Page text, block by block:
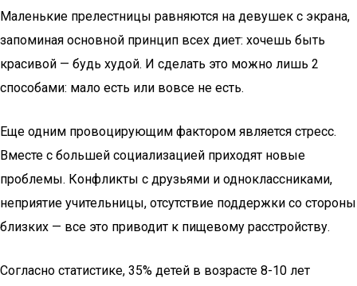
Маленькие прелестницы равняются на девушек с экрана,
запоминая основной принцип всех диет: хочешь быть
красивой — будь худой. И сделать это можно лишь 2
способами: мало есть или вовсе не есть.
Еще одним провоцирующим фактором является стресс.
Вместе с большей социализацией приходят новые
проблемы. Конфликты с друзьями и одноклассниками,
неприятие учительницы, отсутствие поддержки со стороны
близких — все это приводит к пищевому расстройству.
Согласно статистике, 35% детей в возрасте 8-10 лет